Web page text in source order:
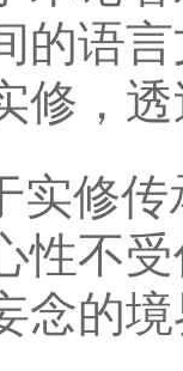
的语
修，
实修
性不
念的